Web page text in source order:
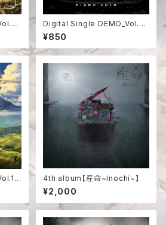
Digital Single DEMO_Vol.2
【crossroad】
¥850
4th album【産命~Inochi~】
¥2,000